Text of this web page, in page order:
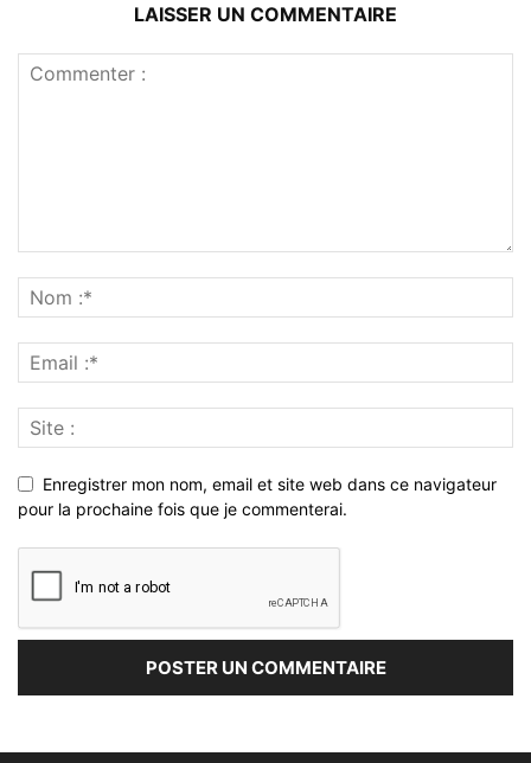
LAISSER UN COMMENTAIRE
Enregistrer mon nom, email et site web dans ce navigateur
pour la prochaine fois que je commenterai.